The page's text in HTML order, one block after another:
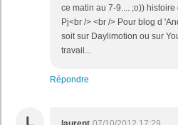
ce matin au 7-9.... ;o))
Pj<br /> <br /> Pour blog d
soit sur Daylimotion ou sur
travail...
Répondre
L